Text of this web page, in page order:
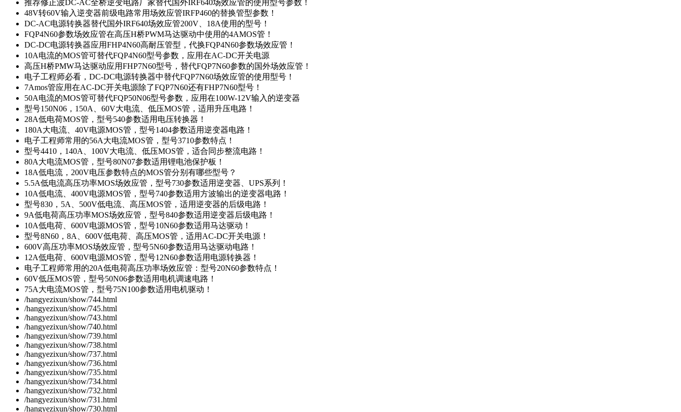
推荐修正波DC-AC全桥逆变电路厂家替代国外IRF640场效应管的使用型号参数！
48V转60V输入逆变器前级电路常用场效应管IRFP460的替换管型参数！
DC-AC电源转换器替代国外IRF640场效应管200V、18A使用的型号！
FQP4N60参数场效应管在高压H桥PWM马达驱动中使用的4AMOS管！
DC-DC电源转换器应用FHP4N60高耐压管型，代换FQP4N60参数场效应管！
10A电流的MOS管可替代FQP4N60型号参数，应用在AC-DC开关电源
高压H桥PMW马达驱动应用FHP7N60型号，替代FQP7N60参数的国外场效应管！
电子工程师必看，DC-DC电源转换器中替代FQP7N60场效应管的使用型号！
7Amos管应用在AC-DC开关电源除了FQP7N60还有FHP7N60型号！
50A电流的MOS管可替代FQP50N06型号参数，应用在100W-12V输入的逆变器
型号150N06，150A、60V大电流、低压MOS管，适用升压电路！
28A低电荷MOS管，型号540参数适用电压转换器！
180A大电流、40V电源MOS管，型号1404参数适用逆变器电路！
电子工程师常用的56A大电流MOS管，型号3710参数特点！
型号4410，140A、100V大电流、低压MOS管，适合同步整流电路！
80A大电流MOS管，型号80N07参数适用锂电池保护板！
18A低电流，200V电压参数特点的MOS管分别有哪些型号？
5.5A低电流高压功率MOS场效应管，型号730参数适用逆变器、UPS系列！
10A低电流、400V电源MOS管，型号740参数适用方波输出的逆变器电路！
型号830，5A、500V低电流、高压MOS管，适用逆变器的后级电路！
9A低电荷高压功率MOS场效应管，型号840参数适用逆变器后级电路！
10A低电荷、600V电源MOS管，型号10N60参数适用马达驱动！
型号8N60，8A、600V低电荷、高压MOS管，适用AC-DC开关电源！
600V高压功率MOS场效应管，型号5N60参数适用马达驱动电路！
12A低电荷、600V电源MOS管，型号12N60参数适用电源转换器！
电子工程师常用的20A低电荷高压功率场效应管：型号20N60参数特点！
60V低压MOS管，型号50N06参数适用电机调速电路！
75A大电流MOS管，型号75N100参数适用电机驱动！
/hangyezixun/show/744.html
/hangyezixun/show/745.html
/hangyezixun/show/743.html
/hangyezixun/show/740.html
/hangyezixun/show/739.html
/hangyezixun/show/738.html
/hangyezixun/show/737.html
/hangyezixun/show/736.html
/hangyezixun/show/735.html
/hangyezixun/show/734.html
/hangyezixun/show/732.html
/hangyezixun/show/731.html
/hangyezixun/show/730.html